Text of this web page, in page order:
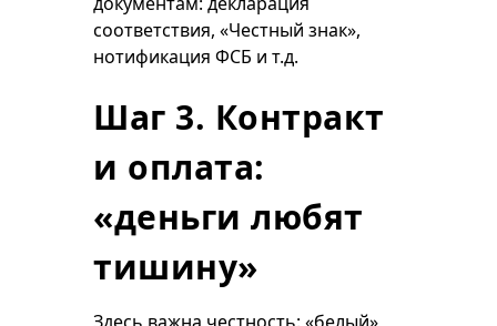
соответствия, «Честный знак»,
нотификация ФСБ и т.д.
Шаг 3. Контракт
и оплата:
«деньги любят
тишину»